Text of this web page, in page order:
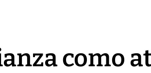
como